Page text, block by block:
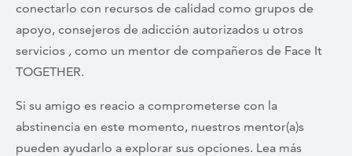
conectarlo con recursos de calidad como grupos de
apoyo, consejeros de adicción autorizados u otros
servicios , como un mentor de compañeros de Face It
TOGETHER.
Si su amigo es reacio a comprometerse con la
abstinencia en este momento, nuestros mentor(a)s
pueden ayudarlo a explorar sus opciones. Lea más